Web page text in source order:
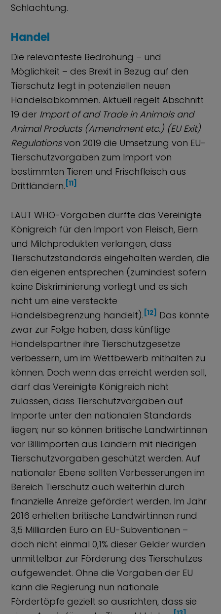
Schlachtung.
Handel
Die relevanteste Bedrohung – und
Möglichkeit – des Brexit in Bezug auf den
Tierschutz liegt in potenziellen neuen
Handelsabkommen. Aktuell regelt Abschnitt
19 der Import of and Trade in Animals and
Animal Products (Amendment etc.) (EU Exit)
Regulationsvon 2019 die Umsetzung von EU-
Tierschutzvorgaben zum Import von
bestimmten Tieren und Frischfleisch aus
Drittländern. [11]
LAUT WHO-Vorgaben dürfte das Vereinigte
Königreich für den Import von Fleisch, Eiern
und Milchprodukten verlangen, dass
Tierschutzstandards eingehalten werden, die
den eigenen entsprechen (zumindest sofern
keine Diskriminierung vorliegt und es sich
nicht um eine versteckte
Handelsbegrenzung handelt). [12] Das könnte
zwar zur Folge haben, dass künftige
Handelspartner ihre Tierschutzgesetze
verbessern, um im Wettbewerb mithalten zu
können. Doch wenn das erreicht werden soll,
darf das Vereinigte Königreich nicht
zulassen, dass Tierschutzvorgaben auf
Importe unter den nationalen Standards
liegen; nur so können britische Landwirt:innen
vor Billimporten aus Ländern mit niedrigen
Tierschutzvorgaben geschützt werden. Auf
nationaler Ebene sollten Verbesserungen im
Bereich Tierschutz auch weiterhin durch
finanzielle Anreize gefördert werden. Im Jahr
2016 erhielten britische Landwirt:innen rund
3,5 Milliarden Euro an EU-Subventionen –
doch nicht einmal 0,1% dieser Gelder wurden
unmittelbar zur Förderung des Tierschutzes
aufgewendet. Ohne die Vorgaben der EU
kann die Regierung nun nationale
Fördertöpfe gezielt so ausrichten, dass sie